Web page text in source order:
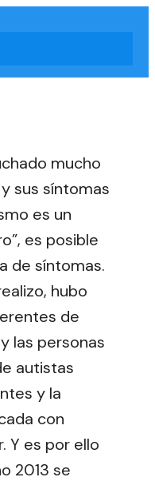
mucho
sus síntomas
es un
es posible
de síntomas.
hubo
de
las personas
autistas
y la
con
Y es por ello
2013 se